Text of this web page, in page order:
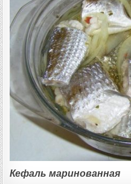
Кефаль маринованная